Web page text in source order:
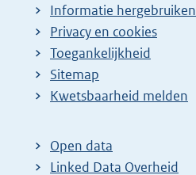
Informatie hergebruiken
Privacy en cookies
Toegankelijkheid
Sitemap
E
t
e
Kwetsbaarheid melden
Open data
Linked Data Overheid